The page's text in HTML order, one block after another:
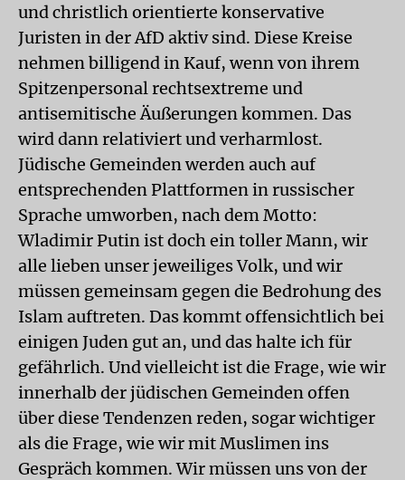
und christlich orientierte konservative
Juristen in der AfD aktiv sind. Diese Kreise
nehmen billigend in Kauf, wenn von ihrem
Spitzenpersonal rechtsextreme und
antisemitische Äußerungen kommen. Das
wird dann relativiert und verharmlost.
Jüdische Gemeinden werden auch auf
entsprechenden Plattformen in russischer
Sprache umworben, nach dem Motto:
Wladimir Putin ist doch ein toller Mann, wir
alle lieben unser jeweiliges Volk, und wir
müssen gemeinsam gegen die Bedrohung des
Islam auftreten. Das kommt offensichtlich bei
einigen Juden gut an, und das halte ich für
gefährlich. Und vielleicht ist die Frage, wie wir
innerhalb der jüdischen Gemeinden offen
über diese Tendenzen reden, sogar wichtiger
als die Frage, wie wir mit Muslimen ins
Gespräch kommen. Wir müssen uns von der